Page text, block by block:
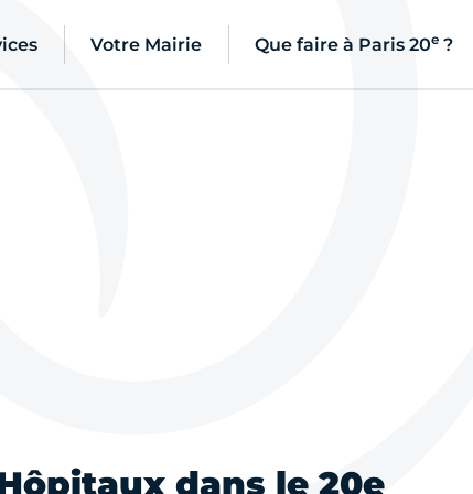
Votre Mairie Que faire à Paris 20e ?
dans le 20e